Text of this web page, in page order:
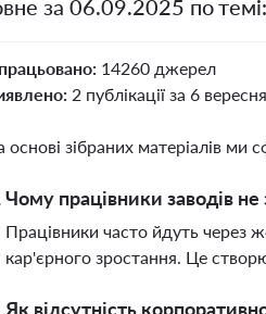
за 06.09.2025 по
14260 джерел
2 публікації за 6 вересня
основі зібраних матеріалів ми
Чому працівники заводів
Працівники часто йдуть через
кар'єрного зростання. Це
Як відсутність